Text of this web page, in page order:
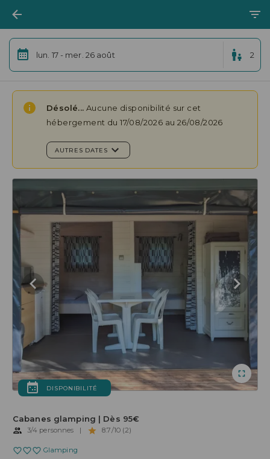
lun. 17 - mer. 26 août 2
Désolé... Aucune disponibilité sur cet
hébergement du 17/08/2026 au 26/08/2026
AUTRES DATES
DISPONIBILITÉ
Cabanes glamping | Dès 95€
3/4 personnes | 8.7/10 (2)
Glamping